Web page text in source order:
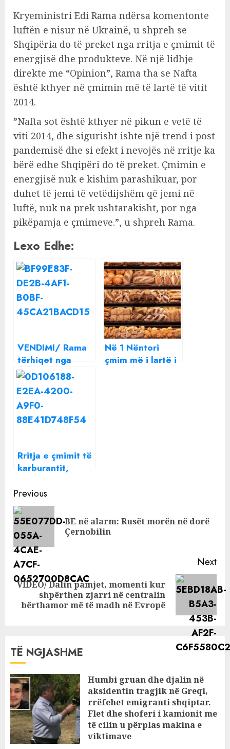
Kryeministri Edi Rama ndërsa komentonte
luftën e nisur në Ukrainë, u shpreh se
Shqipëria do të preket nga rritja e çmimit të
energjisë dhe produkteve. Në një lidhje
direkte me “Opinion”, Rama tha se Nafta
është kthyer në çmimin më të lartë të vitit
2014.
”Nafta sot është kthyer në pikun e vetë të
viti 2014, dhe sigurisht ishte një trend i post
pandemisë dhe si efekt i nevojës në rritje ka
bërë edhe Shqipëri do të preket. Çmimin e
energjisë nuk e kishim parashikuar, por
duhet të jemi të vetëdijshëm që jemi në
luftë, nuk na prek ushtarakisht, por nga
pikëpamja e çmimeve.”, u shpreh Rama.
Lexo Edhe:
VENDIMI/ Rama
tërhiqet nga
rritja e çmimit të
energjisë
Në 1 Nëntori
çmim më i lartë i
Rritja e çmimit të
karburantit,
kryeministrit, ja
çfarë publikon
Greg Rama në
rrjetet sociale
Continue
Reading
Previous
BE në alarm: Rusët morën në dorë
Çernobilin
Next
Next
post:
VIDEO/ Dalin pamjet, momenti kur
shpërthen zjarri në centralin
bërthamor më të madh në Evropë
TË NGJASHME
Humbi gruan dhe djalin në
aksidentin tragjik në Greqi,
rrëfehet emigranti shqiptar.
Flet dhe shoferi i kamionit me
të cilin u përplas makina e
viktimave